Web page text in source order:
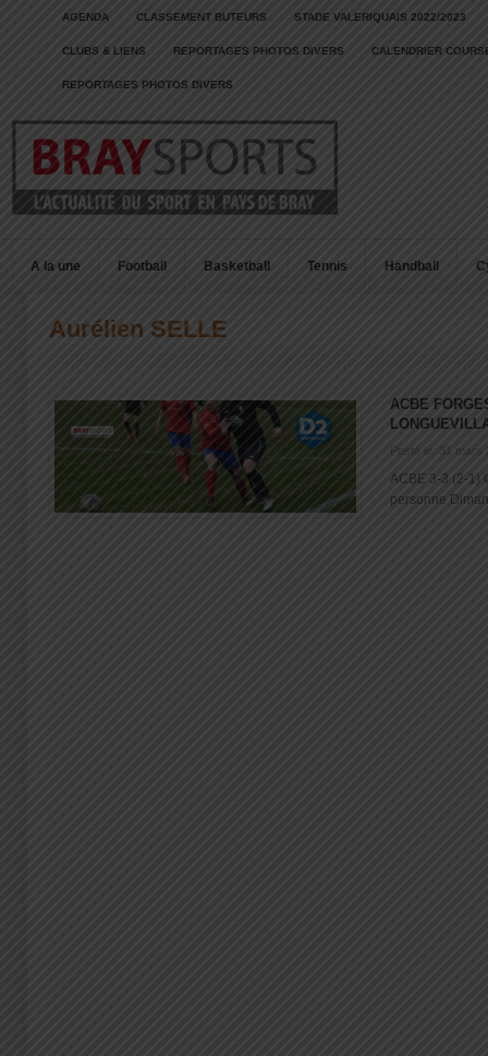
AGENDA CLASSEMENT BUTEURS STADE VALERIQUAIS 2022/2023
CLUBS & LIENS REPORTAGES PHOTOS DIVERS CALENDRIER
REPORTAGES PHOTOS DIVERS
A la une Football Basketball Tennis Handball
Aurélien SELLE
ACBE
Posté le: 31 mars
ACBE 3-3 (2-1)
personne